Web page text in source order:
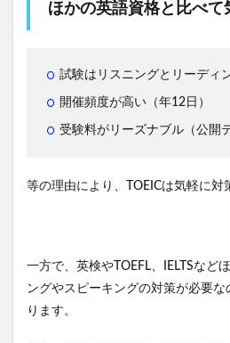
ほかの英語資格と比べて
試験はリスニングとリーディ
開催頻度が高い（年12日）
受験料がリーズナブル（公開
等の理由により、TOEICは気軽に対
一方で、英検やTOEFL、IELTSなど
ングやスピーキングの対策が必要
ります。